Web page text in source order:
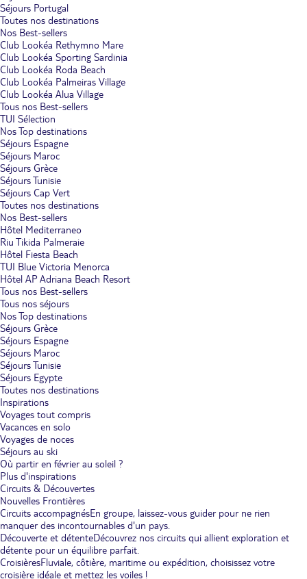
Séjours Portugal
Toutes nos destinations
Nos Best-sellers
Club Lookéa Rethymno Mare
Club Lookéa Sporting Sardinia
Club Lookéa Roda Beach
Club Lookéa Palmeiras Village
Club Lookéa Alua Village
Tous nos Best-sellers
TUI Sélection
Nos Top destinations
Séjours Espagne
Séjours Maroc
Séjours Grèce
Séjours Tunisie
Séjours Cap Vert
Toutes nos destinations
Nos Best-sellers
Hôtel Mediterraneo
Riu Tikida Palmeraie
Hôtel Fiesta Beach
TUI Blue Victoria Menorca
Hôtel AP Adriana Beach Resort
Tous nos Best-sellers
Tous nos séjours
Nos Top destinations
Séjours Grèce
Séjours Espagne
Séjours Maroc
Séjours Tunisie
Séjours Egypte
Toutes nos destinations
Inspirations
Voyages tout compris
Vacances en solo
Voyages de noces
Séjours au ski
Où partir en février au soleil ?
Plus d'inspirations
Circuits & Découvertes
Nouvelles Frontières
Circuits accompagnésEn groupe, laissez-vous guider pour ne rien
manquer des incontournables d'un pays.
Découverte et détenteDécouvrez nos circuits qui allient exploration et
détente pour un équilibre parfait.
CroisièresFluviale, côtière, maritime ou expédition, choisissez votre
croisière idéale et mettez les voiles !